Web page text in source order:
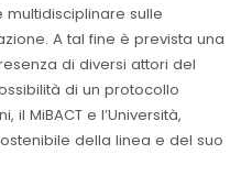
sulle
A tal fine è prevista una
di diversi attori del
di un protocollo
il MiBACT e l’Università,
della linea e del suo